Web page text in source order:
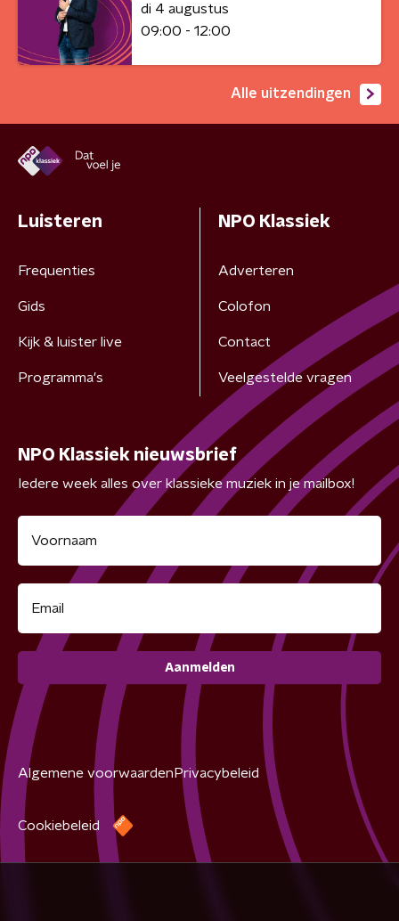
di 4 augustus
09:00 - 12:00
Alle uitzendingen
Luisteren
Frequenties
Gids
Kijk & luister live
Programma's
NPO Klassiek
Adverteren
Colofon
Contact
Veelgestelde vragen
NPO Klassiek nieuwsbrief
Iedere week alles over klassieke muziek in je mailbox!
Aanmelden
Algemene voorwaarden Privacybeleid
Cookiebeleid